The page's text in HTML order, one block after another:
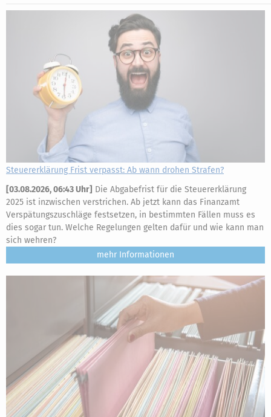
Steuererklärung Frist verpasst: Ab wann drohen Strafen?
[03.08.2026, 06:43 Uhr] Die Abgabefrist für die Steuererklärung
2025 ist inzwischen verstrichen. Ab jetzt kann das Finanzamt
Verspätungszuschläge festsetzen, in bestimmten Fällen muss es
dies sogar tun. Welche Regelungen gelten dafür und wie kann man
sich wehren?
mehr